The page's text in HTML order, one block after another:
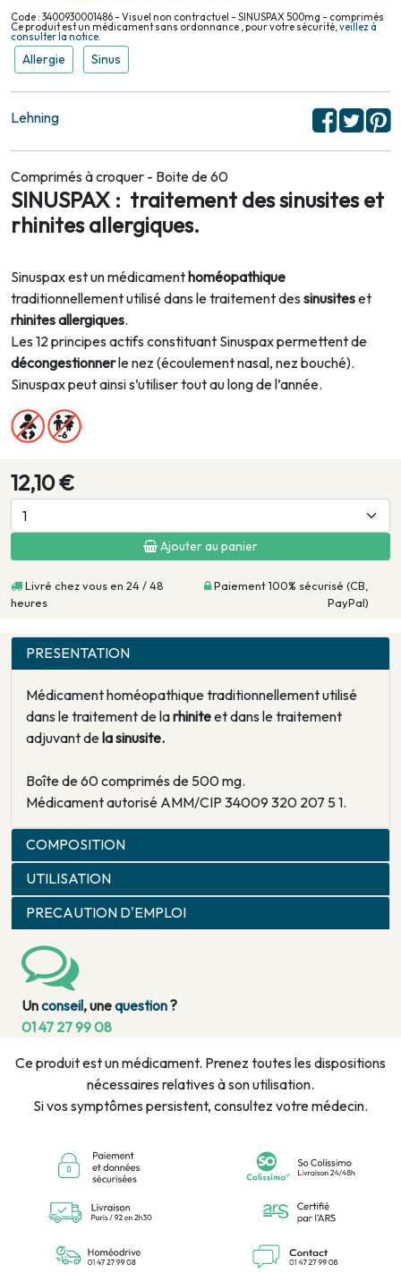
Code : 3400930001486 - Visuel non contractuel - SINUSPAX 500mg - comprimés
Ce produit est un médicament sans ordonnance , pour votre sécurité,veillez à
consulter la notice.
Allergie Sinus
Lehning
Comprimés à croquer - Boite de 60
SINUSPAX : traitement des sinusites et
rhinites allergiques.
Sinuspax est un médicamenthoméopathique
traditionnellement utilisé dans le traitement des sinusiteset
rhinites allergiques.
Les 12 principes actifs constituant Sinuspax permettent de
décongestionnerle nez (écoulement nasal, nez bouché).
Sinuspax peut ainsi s’utiliser tout au long de l’année.
12,10 €
Ajouter au panier
Livré chez vous en 24 / 48
heures
Paiement 100% sécurisé (CB,
PayPal)
PRESENTATION
Médicament homéopathique traditionnellement utilisé
dans le traitement de larhiniteet dans le traitement
adjuvant dela sinusite.
Boîte de 60 comprimés de 500 mg.
Médicament autorisé AMM/CIP 34009 320 207 5 1.
COMPOSITION
UTILISATION
PRECAUTION D'EMPLOI
Unconseil, unequestion?
01 47 27 99 08
Ce produit est un médicament. Prenez toutes les dispositions
nécessaires relatives à son utilisation.
Si vos symptômes persistent, consultez votre médecin.